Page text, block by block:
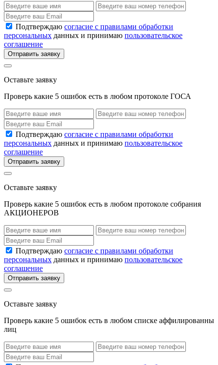
Подтверждаю согласие с правилами обработки
персональных данных и принимаю пользовательское
соглашение
Отправить заявку
Оставьте заявку
Проверь какие 5 ошибок есть в любом протоколе ГОСА
Подтверждаю согласие с правилами обработки
персональных данных и принимаю пользовательское
соглашение
Отправить заявку
Оставьте заявку
Проверь какие 5 ошибок есть в любом протоколе собрания
АКЦИОНЕРОВ
Подтверждаю согласие с правилами обработки
персональных данных и принимаю пользовательское
соглашение
Отправить заявку
Оставьте заявку
Проверь какие 5 ошибок есть в любом списке аффилированны
лиц